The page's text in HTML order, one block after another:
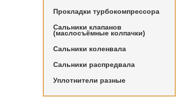
Прокладки турбокомпрессора
Сальники клапанов
(маслосъёмные колпачки)
Сальники коленвала
Сальники распредвала
Уплотнители разные